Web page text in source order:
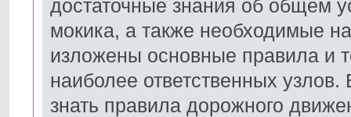
достаточные знания об общем
мокика, а также необходимые
изложены основные правила и
наиболее ответственных
знать правила дорожного